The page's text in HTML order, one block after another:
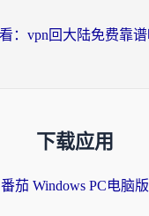
下载应用
番茄 Windows PC电脑版